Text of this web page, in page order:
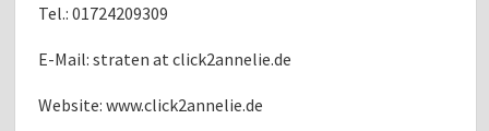
Tel.: 01724209309
E-Mail: straten at click2annelie.de
Website: www.click2annelie.de